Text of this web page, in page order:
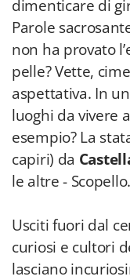
dimenticare di
Parole
non ha provato
pelle? Vette,
aspettativa. In
luoghi da vivere
esempio? La
capiri) da
le altre - Scopello.
Usciti fuori dal
curiosi e cultori
lasciano